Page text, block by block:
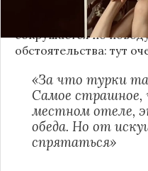
Сама Регина, хоть и
сокрушается по
обстоятельства: тут
«За что турки
Самое
местном отеле,
обеда. Но от
спрятаться»